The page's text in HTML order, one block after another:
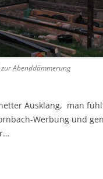
Abenddämmerung
Ausklang, man
Werbung und